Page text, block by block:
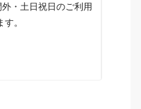
・土日祝日のご利用
。